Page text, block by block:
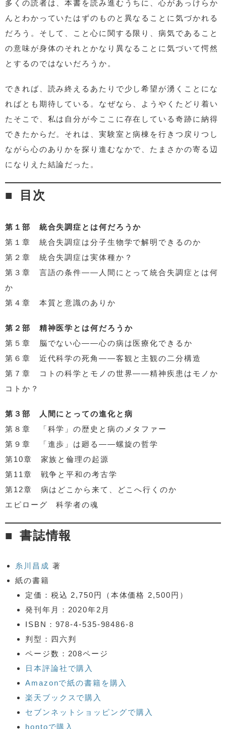
多くの読者は、本書を読み進むうちに、心があっけらか
んとわかっていたはずのものと異なることに気づかれる
だろう。そして、こと心に関する限り、病気であること
の意味が身体のそれとかなり異なることに気づいて愕然
とするのではないだろうか。
できれば、読み終えるあたりで少し希望が湧くことにな
ればとも期待している。なぜなら、ようやくたどり着い
たそこで、私は自分が今ここに存在している奇跡に納得
できたからだ。それは、実験室と病棟を行きつ戻りつし
ながら心のありかを探り進むなかで、たまさかの寄る辺
になりえた結論だった。
目次
第１部 統合失調症とは何だろうか
第１章 統合失調症は分子生物学で解明できるのか
第２章 統合失調症は実体種か？
第３章 言語の条件――人間にとって統合失調症とは何
か
第４章 本質と意識のありか
第２部 精神医学とは何だろうか
第５章 脳でない心――心の病は医療化できるか
第６章 近代科学の死角――客観と主観の二分構造
第７章 コトの科学とモノの世界――精神疾患はモノか
コトか？
第３部 人間にとっての進化と病
第８章 「科学」の歴史と病のメタファー
第９章 「進歩」は廻る――螺旋の哲学
第10章 家族と倫理の起源
第11章 戦争と平和の考古学
第12章 病はどこから来て、どこへ行くのか
エピローグ 科学者の魂
書誌情報
糸川昌成 著
紙の書籍
定価：税込 2,750円（本体価格 2,500円）
発刊年月：2020年2月
ISBN：978-4-535-98486-8
判型：四六判
ページ数：208ページ
日本評論社で購入
Amazonで紙の書籍を購入
楽天ブックスで購入
セブンネットショッピングで購入
hontoで購入